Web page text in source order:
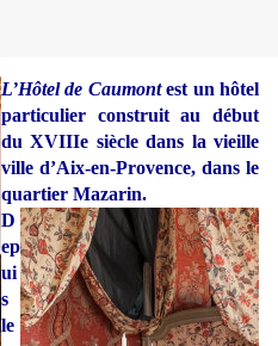
L’Hôtel de Caumontest un hôtel
particulier construit au début
du XVIIIe siècle dans la vieille
ville d’Aix-en-Provence, dans le
quartier Mazarin.
D
ep
ui
s
le